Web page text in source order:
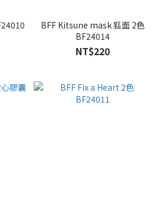
BFF Kitsune mask 狐面 2色
BF24014
NT$220